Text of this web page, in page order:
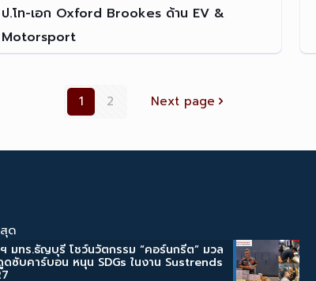
ป.โท-เอก Oxford Brookes ด้าน EV &
Motorsport
Read more
1 2 Next page
ด
มทร.ธัญบุรี โชว์นวัตกรรม “คอร์นกรีต” มวล
ดซับคาร์บอน หนุน SDGs ในงาน Sustrends